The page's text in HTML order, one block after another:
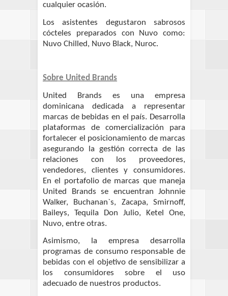
cualquier ocasión.
Los asistentes degustaron sabrosos
cócteles preparados con Nuvo como:
Nuvo Chilled, Nuvo Black, Nuroc.
Sobre United Brands
United Brands es una empresa
dominicana dedicada a representar
marcas de bebidas en el país. Desarrolla
plataformas de comercialización para
fortalecer el posicionamiento de marcas
asegurando la gestión correcta de las
relaciones con los proveedores,
vendedores, clientes y consumidores.
En el portafolio de marcas que maneja
United Brands se encuentran Johnnie
Walker, Buchanan`s, Zacapa, Smirnoff,
Baileys, Tequila Don Julio, Ketel One,
Nuvo, entre otras.
Asimismo, la empresa desarrolla
programas de consumo responsable de
bebidas con el objetivo de sensibilizar a
los consumidores sobre el uso
adecuado de nuestros productos.